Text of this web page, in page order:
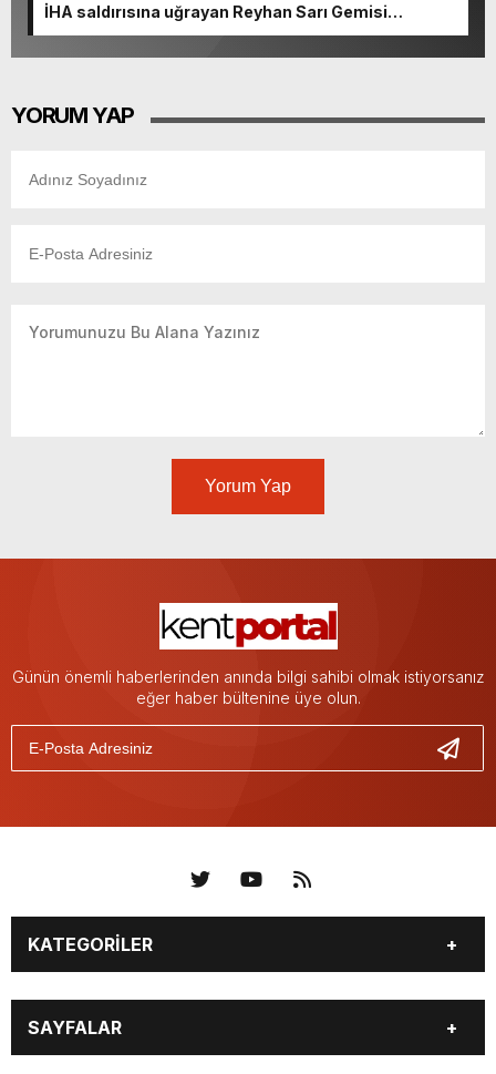
İHA saldırısına uğrayan Reyhan Sarı Gemisi
YORUM YAP
Yorum Yap
Günün önemli haberlerinden anında bilgi sahibi olmak istiyorsanız
eğer haber bültenine üye olun.
KATEGORİLER
KÜNYE BİZE ULAŞIN
SAYFALAR